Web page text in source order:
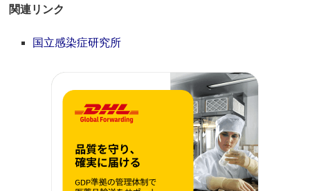
関連リンク
国立感染症研究所